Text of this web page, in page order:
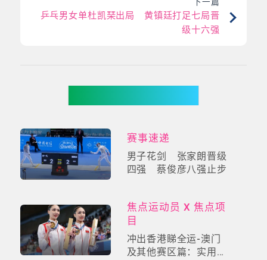
乒乓男女单杜凯琹出局 黄镇廷打足七局晋
级十六强
赛事速递
男子花剑 张家朗晋级
四强 蔡俊彦八强止步
焦点运动员 X 焦点项
目
冲出香港睇全运-澳门
及其他赛区篇：实用交